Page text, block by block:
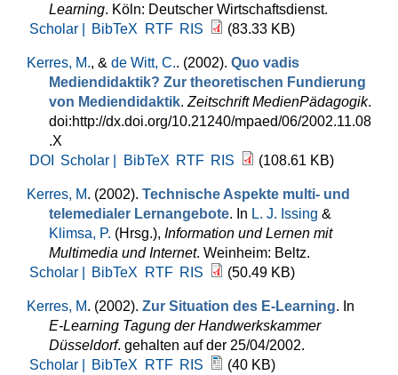
Learning. Köln: Deutscher Wirtschaftsdienst.
Scholar |
BibTeX RTF RIS (83.33 KB)
Kerres, M., & de Witt, C.. (2002). Quo vadis
Mediendidaktik? Zur theoretischen Fundierung
von Mediendidaktik. Zeitschrift MedienPädagogik.
doi:http://dx.doi.org/10.21240/mpaed/06/2002.11.08
.X
DOI
Scholar | BibTeX RTF RIS (108.61 KB)
Kerres, M. (2002). Technische Aspekte multi- und
telemedialer Lernangebote. In L. J. Issing &
Klimsa, P. (Hrsg.), Information und Lernen mit
Multimedia und Internet. Weinheim: Beltz.
Scholar |
BibTeX RTF RIS (50.49 KB)
Kerres, M. (2002). Zur Situation des E-Learning. In
E-Learning Tagung der Handwerkskammer
Düsseldorf. gehalten auf der 25/04/2002.
Scholar |
BibTeX RTF RIS (40 KB)